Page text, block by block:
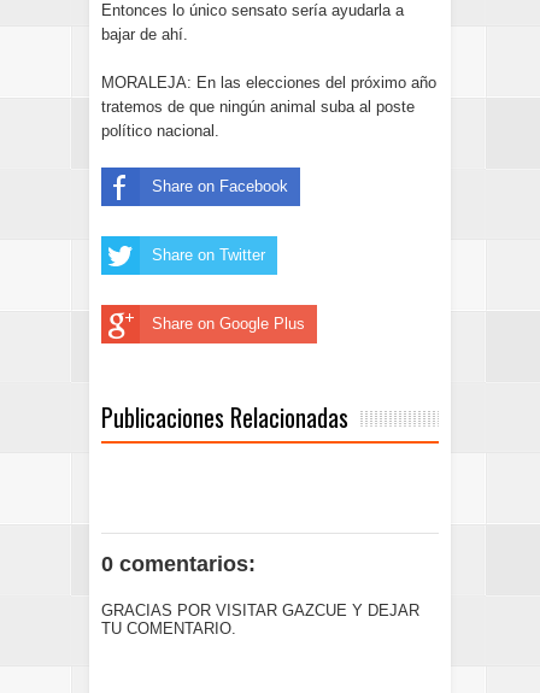
Entonces lo único sensato sería ayudarla a
bajar de ahí.
MORALEJA: En las elecciones del próximo año
tratemos de que ningún animal suba al poste
político nacional.
Share on Facebook
Share on Twitter
Share on Google Plus
Publicaciones Relacionadas
0 comentarios:
GRACIAS POR VISITAR GAZCUE Y DEJAR
TU COMENTARIO.